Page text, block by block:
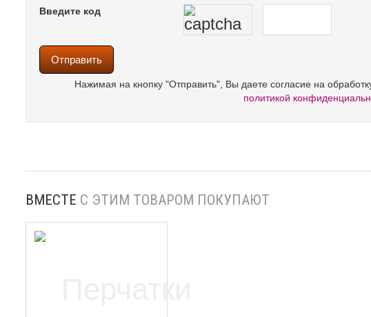
Введите код
Нажимая на кнопку "Отправить", Вы даете согласие на
политикой
ВМЕСТЕ С ЭТИМ ТОВАРОМ ПОКУПАЮТ